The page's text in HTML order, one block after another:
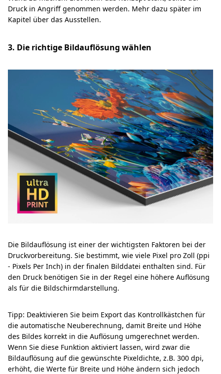
Druck in Angriff genommen werden. Mehr dazu später im
Kapitel über das Ausstellen.
3. Die richtige Bildauflösung wählen
Die Bildauflösung ist einer der wichtigsten Faktoren bei der
Druckvorbereitung. Sie bestimmt, wie viele Pixel pro Zoll (ppi
- Pixels Per Inch) in der finalen Bilddatei enthalten sind. Für
den Druck benötigen Sie in der Regel eine höhere Auflösung
als für die Bildschirmdarstellung.
Tipp: Deaktivieren Sie beim Export das Kontrollkästchen für
die automatische Neuberechnung, damit Breite und Höhe
des Bildes korrekt in die Auflösung umgerechnet werden.
Wenn Sie diese Funktion aktiviert lassen, wird zwar die
Bildauflösung auf die gewünschte Pixeldichte, z.B. 300 dpi,
erhöht, die Werte für Breite und Höhe ändern sich jedoch